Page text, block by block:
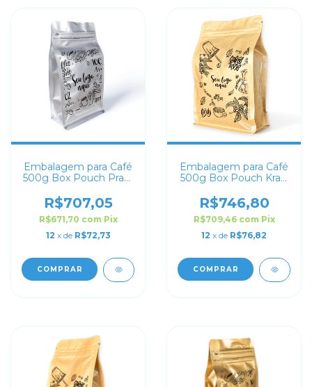
Embalagem para Café
500g Box Pouch Prata
R$707,05
R$671,70 com Pix
12 x de R$72,73
COMPRAR
Embalagem para Café
500g Box Pouch Kraft
R$746,80
R$709,46 com Pix
12 x de R$76,82
COMPRAR